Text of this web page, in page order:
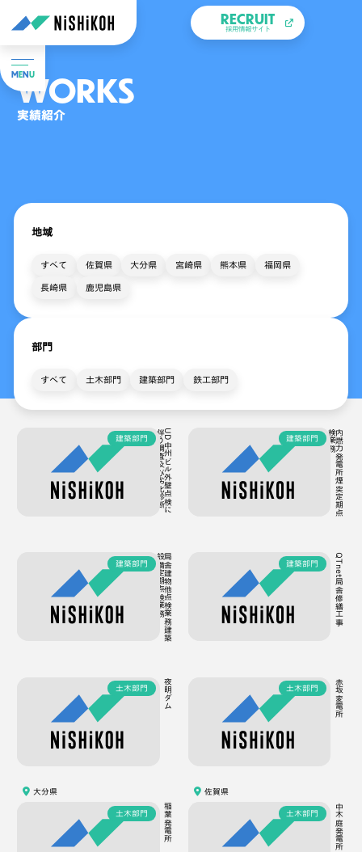
RECRUIT
採用情報サイト
MENU
WORKS
実績紹介
地域
すべて 佐賀県 大分県 宮崎県 熊本県 福岡県
長崎県 鹿児島県
部門
すべて 土木部門 建築部門 鉄工部門
U
D
中
州
ビ
ル
外
壁
点
検
に
伴
う
調
査
及
び
劣
化
診
断
建築部門 内
燃
力
発
電
所
煙
突
定
期
点
検
業
務
建築部門
局
舎
建
物
他
点
検
業
務
建
築
設
備
定
期
点
検
業
務
建築部門 QTnet局舎修繕工事
建築部門
夜明ダム
土木部門 赤坂変電所
土木部門
大分県
稲葉発電所
土木部門
佐賀県
中木庭発電所
土木部門